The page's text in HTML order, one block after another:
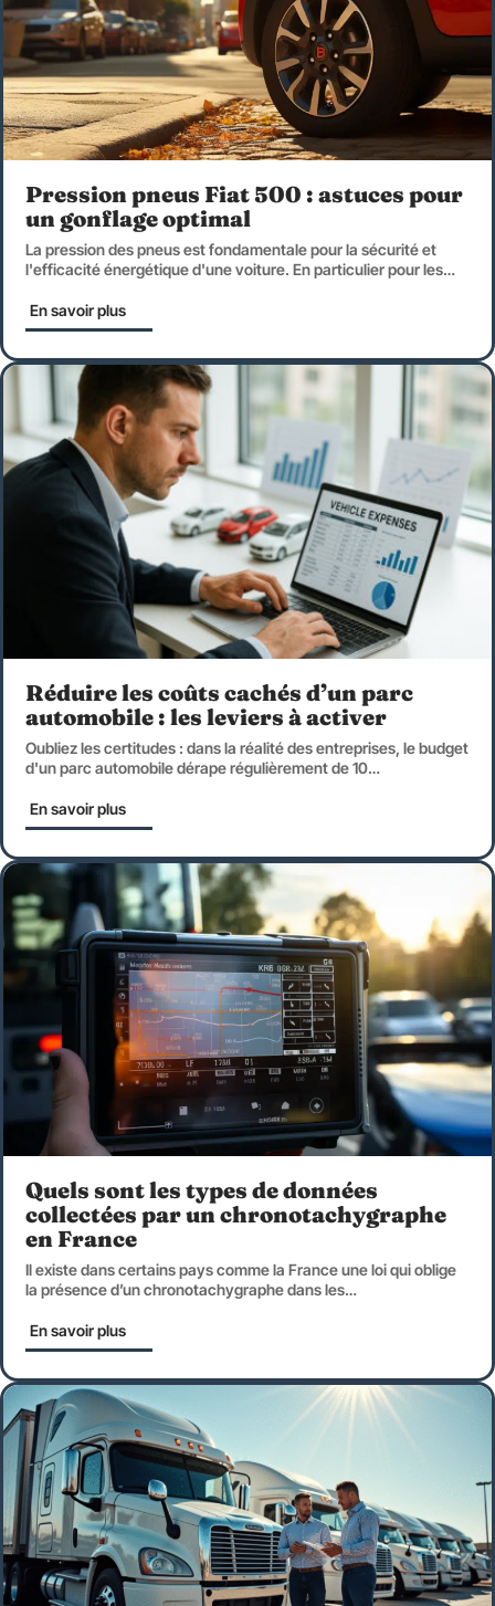
Pression pneus Fiat 500 : astuces pour
un gonflage optimal
La pression des pneus est fondamentale pour la sécurité et
l'efficacité énergétique d'une voiture. En particulier pour les…
En savoir plus
Réduire les coûts cachés d’un parc
automobile : les leviers à activer
Oubliez les certitudes : dans la réalité des entreprises, le budget
d'un parc automobile dérape régulièrement de 10…
En savoir plus
Quels sont les types de données
collectées par un chronotachygraphe
en France
Il existe dans certains pays comme la France une loi qui oblige
la présence d’un chronotachygraphe dans les…
En savoir plus